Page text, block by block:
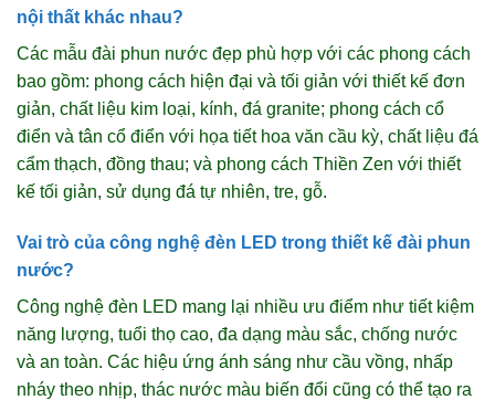
nội thất khác nhau?
Các mẫu đài phun nước đẹp phù hợp với các phong cách
bao gồm: phong cách hiện đại và tối giản với thiết kế đơn
giản, chất liệu kim loại, kính, đá granite; phong cách cổ
điển và tân cổ điển với họa tiết hoa văn cầu kỳ, chất liệu đá
cẩm thạch, đồng thau; và phong cách Thiền Zen với thiết
kế tối giản, sử dụng đá tự nhiên, tre, gỗ.
Vai trò của công nghệ đèn LED trong thiết kế đài phun
nước?
Công nghệ đèn LED mang lại nhiều ưu điểm như tiết kiệm
năng lượng, tuổi thọ cao, đa dạng màu sắc, chống nước
và an toàn. Các hiệu ứng ánh sáng như cầu vồng, nhấp
nháy theo nhịp, thác nước màu biến đổi cũng có thể tạo ra